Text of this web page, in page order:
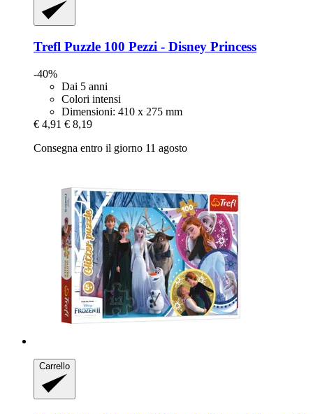
Trefl Puzzle 100 Pezzi -​ Disney Princess
-40%
Dai 5 anni
Colori intensi
Dimensioni: 410 x 275 mm
€ 4,91 € 8,19
Consegna entro il giorno 11 agosto
Carrello